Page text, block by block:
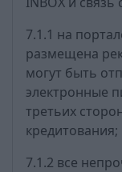
7.1.1 на
размещена
могут быть
электронные
третьих
кредитования;
7.1.2 все